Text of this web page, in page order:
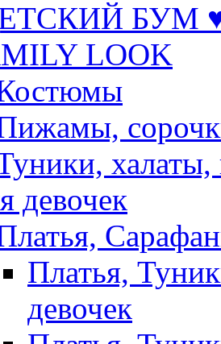
БУМ
LOOK
халаты,
девочек
Платья,
девочек